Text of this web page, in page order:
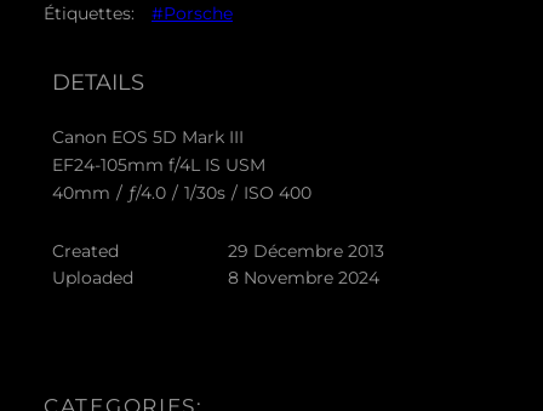
Étiquettes:
#Porsche
DETAILS
Canon EOS 5D Mark III
EF24-105mm f/4L IS USM
40mm / ƒ/4.0 / 1/30s / ISO 400
Created
29 Décembre 2013
Uploaded
8 Novembre 2024
CATEGORIES: